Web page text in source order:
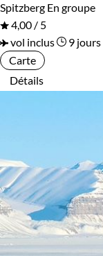
Spitzberg En groupe
4,00 / 5
vol inclus
9 jours
Carte
Détails